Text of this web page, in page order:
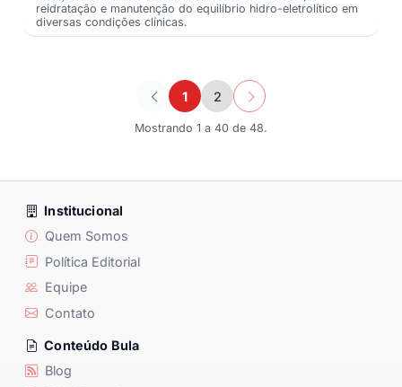
reidratação e manutenção do equilíbrio hidro-eletrolítico em
diversas condições clínicas.
1 2
Mostrando 1 a 40 de 48.
Institucional
Quem Somos
Política Editorial
Equipe
Contato
Conteúdo Bula
Blog